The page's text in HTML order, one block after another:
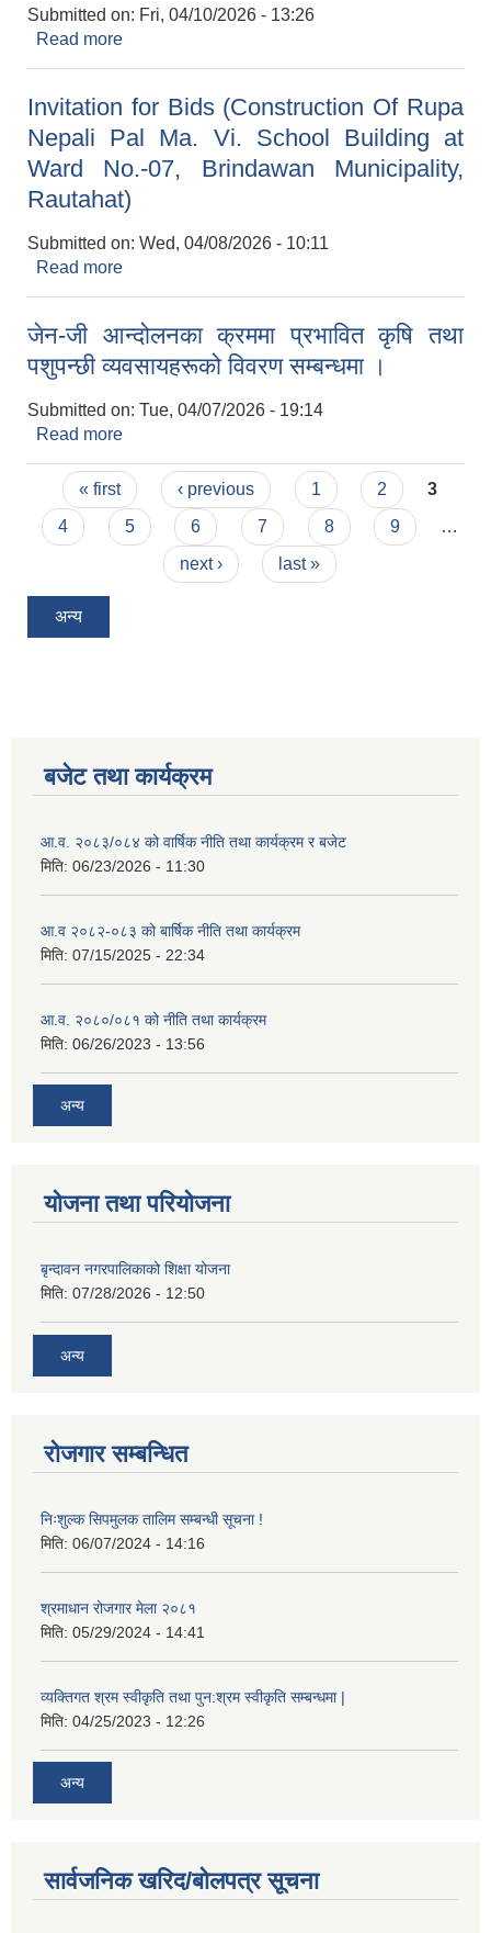
Submitted on: Fri, 04/10/2026 - 13:26
Read more
Invitation for Bids (Construction Of Rupa
Nepali Pal Ma. Vi. School Building at
Ward No.-07, Brindawan Municipality,
Rautahat)
Submitted on: Wed, 04/08/2026 - 10:11
Read more
जेन-जी आन्दोलनका क्रममा प्रभावित कृषि तथा
पशुपन्छी व्यवसायहरूको विवरण सम्बन्धमा ।
Submitted on: Tue, 04/07/2026 - 19:14
Read more
Pages
« first ‹ previous 1 2
3
4
5 6 7 8 9
…
next ›
last »
अन्य
बजेट तथा कार्यक्रम
आ.व. २०८३/०८४ को वार्षिक नीति तथा कार्यक्रम र बजेट
मिति: 06/23/2026 - 11:30
आ.व २०८२-०८३ को बार्षिक नीति तथा कार्यक्रम
मिति: 07/15/2025 - 22:34
आ.व. २०८०/०८१ को नीति तथा कार्यक्रम
मिति: 06/26/2023 - 13:56
अन्य
योजना तथा परियोजना
बृन्दावन नगरपालिकाको शिक्षा योजना
मिति: 07/28/2026 - 12:50
अन्य
रोजगार सम्बन्धित
निःशुल्क सिपमुलक तालिम सम्बन्धी सूचना !
मिति: 06/07/2024 - 14:16
श्रमाधान रोजगार मेला २०८१
मिति: 05/29/2024 - 14:41
व्यक्तिगत श्रम स्वीकृति तथा पुन:श्रम स्वीकृति सम्बन्धमा |
मिति: 04/25/2023 - 12:26
अन्य
सार्वजनिक खरिद/बोलपत्र सूचना